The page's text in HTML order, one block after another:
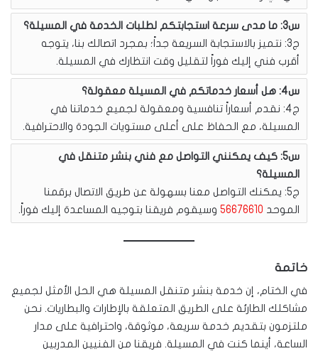
س3: ما مدى سرعة استجابتكم لطلبات الخدمة في المسيلة؟
ج3: نتميز بالاستجابة السريعة جداً؛ بمجرد اتصالك بنا، يتوجه
أقرب فني إليك فوراً لتقليل وقت انتظارك في المسيلة.
س4: هل أسعار خدماتكم في المسيلة معقولة؟
ج4: نقدم أسعاراً تنافسية ومعقولة لجميع خدماتنا في
المسيلة، مع الحفاظ على أعلى مستويات الجودة والاحترافية.
س5: كيف يمكنني التواصل مع فني بنشر متنقل في
المسيلة؟
ج5: يمكنك التواصل معنا بسهولة عن طريق الاتصال برقمنا
الموحد 56676610 وسيقوم فريقنا بتوجيه المساعدة إليك فوراً.
خاتمة
في الختام، إن خدمة بنشر متنقل المسيلة هي الحل الأمثل لجميع
مشاكلك الطارئة على الطريق المتعلقة بالإطارات والبطاريات. نحن
ملتزمون بتقديم خدمة سريعة، موثوقة، واحترافية على مدار
الساعة، أينما كنت في المسيلة. فريقنا من الفنيين المدربين